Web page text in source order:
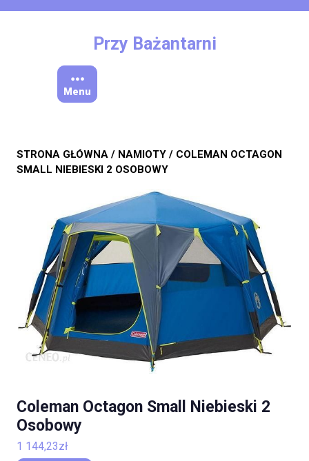
Przy Bażantarni
Menu
STRONA GŁÓWNA / NAMIOTY / COLEMAN OCTAGON
SMALL NIEBIESKI 2 OSOBOWY
Coleman Octagon Small Niebieski 2
Osobowy
1 144,23zł